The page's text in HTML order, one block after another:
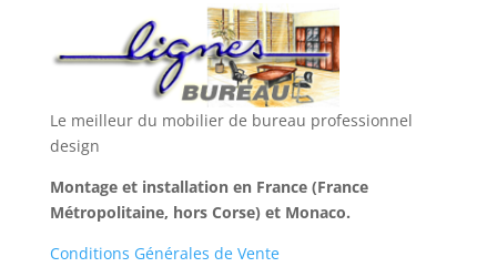
Le meilleur du mobilier de bureau professionnel
design
Montage et installation en France (France
Métropolitaine, hors Corse) et Monaco.
Conditions Générales de Vente